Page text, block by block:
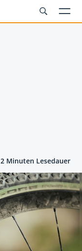
2 Minuten Lesedauer